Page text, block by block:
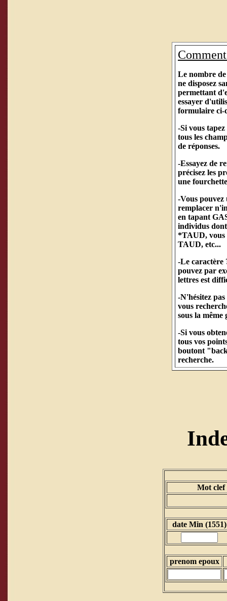
Le nombre de
ne disposez
permettant
essayer
formulaire ci-
-Si vous
tous les
de réponses.
-Essayez de
précisez les
une
-Vous
remplacer
en tapant
individus
*TAUD, vous
TAUD, etc...
-Le caractère
pouvez par
lettres est
-N'hésitez
vous
sous la même
-Si vous
tous vos
boutont
recherche.
Mot clef
date Min (1551)
prenom epoux